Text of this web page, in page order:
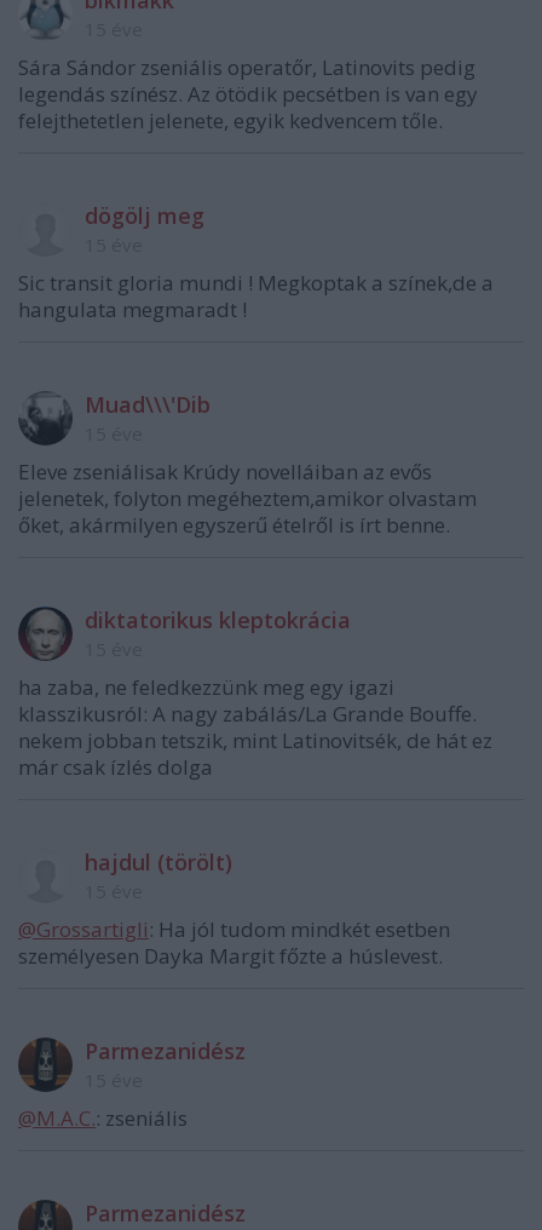
Sára Sándor zseniális operatőr, Latinovits pedig
legendás színész. Az ötödik pecsétben is van egy
felejthetetlen jelenete, egyik kedvencem tőle.
dögölj meg
Sic transit gloria mundi ! Megkoptak a színek,de a
hangulata megmaradt !
Muad\\\'Dib
Eleve zseniálisak Krúdy novelláiban az evős
jelenetek, folyton megéheztem,amikor olvastam
őket, akármilyen egyszerű ételről is írt benne.
diktatorikus kleptokrácia
ha zaba, ne feledkezzünk meg egy igazi
klasszikusról: A nagy zabálás/La Grande Bouffe.
nekem jobban tetszik, mint Latinovitsék, de hát ez
már csak ízlés dolga
hajdul (törölt)
@Grossartigli: Ha jól tudom mindkét esetben
személyesen Dayka Margit főzte a húslevest.
Parmezanidész
@M.A.C.: zseniális
Parmezanidész